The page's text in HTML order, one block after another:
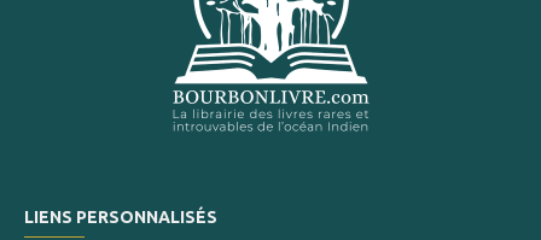
LIENS PERSONNALISÉS